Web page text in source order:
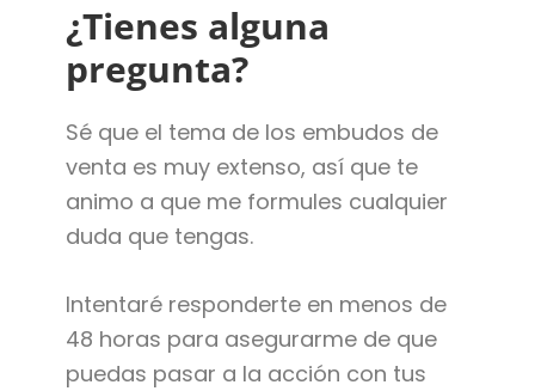
¿Tienes alguna
pregunta?
Sé que el tema de los embudos de
venta es muy extenso, así que te
animo a que me formules cualquier
duda que tengas.
Intentaré responderte en menos de
48 horas para asegurarme de que
puedas pasar a la acción con tus